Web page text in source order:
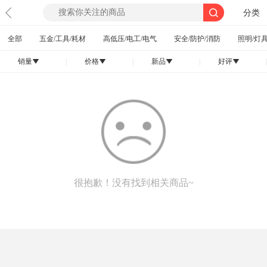
分类
全部 五金/工具/耗材 高低压/电工/电气 安全/防护/消防 照明/灯
销量󰄢 价格󰄢 新品󰄢 好评󰄢
很抱歉！没有找到相关商品~